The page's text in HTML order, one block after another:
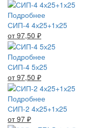
Подробнее
СИП-4 4х25+1х25
от 97,50 ₽
Подробнее
СИП-4 5х25
от 97,50 ₽
Подробнее
СИП-2 4х25+1х25
от 97 ₽